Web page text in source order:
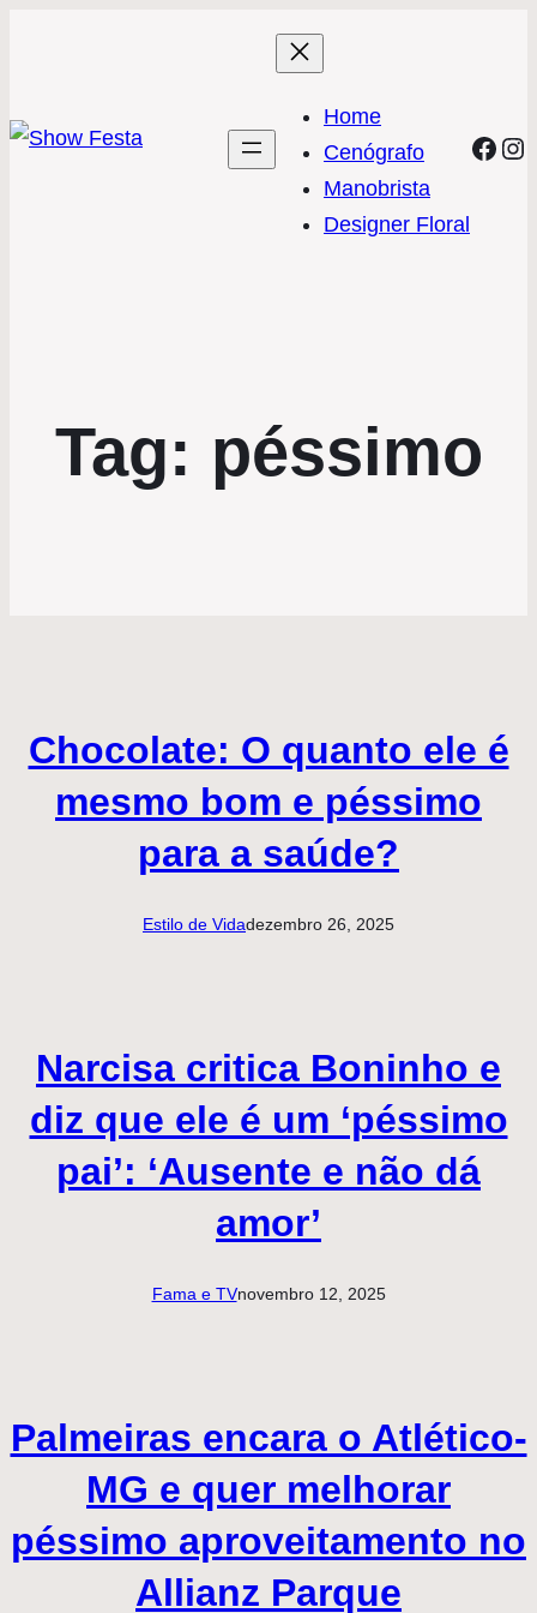
Home
Cenógrafo
Manobrista
Designer Floral
Tag: péssimo
Chocolate: O quanto ele é
mesmo bom e péssimo
para a saúde?
Estilo de Vidadezembro 26, 2025
Narcisa critica Boninho e
diz que ele é um ‘péssimo
pai’: ‘Ausente e não dá
amor’
Fama e TVnovembro 12, 2025
Palmeiras encara o Atlético-
MG e quer melhorar
péssimo aproveitamento no
Allianz Parque